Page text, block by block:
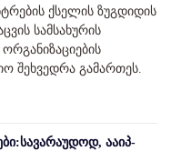
ქსელის ზუგდიდის
სამსახურის
შეხვედრა გამართეს.
ააიპ-